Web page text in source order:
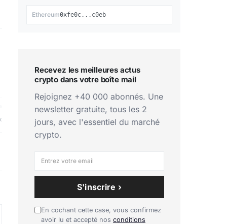
Ethereum0xfe0c...c0eb
Recevez les meilleures actus
crypto dans votre boîte mail
Rejoignez +40 000 abonnés. Une
newsletter gratuite, tous les 2
jours, avec l'essentiel du marché
crypto.
S'inscrire ›
En cochant cette case, vous confirmez
avoir lu et accepté nos conditions